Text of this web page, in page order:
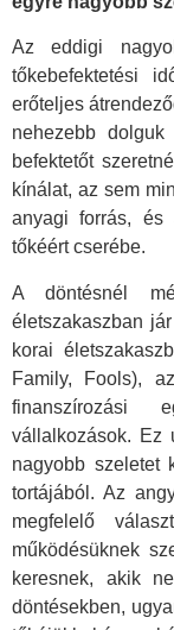
Az eddigi
tőkebefektetési
erőteljes
nehezebb
befektetőt
kínálat, az sem
anyagi forrás,
tőkéért cserébe.
A döntésnél
életszakaszban
korai
Family, Fools),
finanszírozási
vállalkozások. Ez
nagyobb szeletet
tortájából. Az
megfelelő
működésüknek
keresnek, akik
döntésekben,